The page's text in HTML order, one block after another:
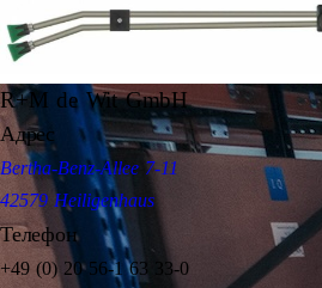
R+M de Wit GmbH
Адрес
Bertha-Benz-Allee 7-11
42579 Heiligenhaus
Телефон
+49 (0) 20 56-1 63 33-0